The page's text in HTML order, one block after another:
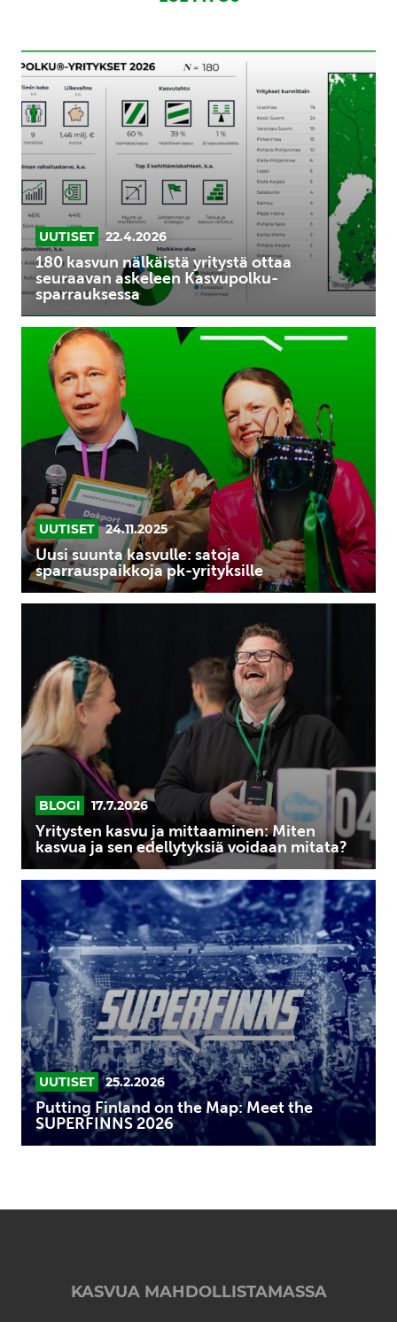
180
kasvun
nälkäistä
yritystä
ottaa
seuraavan
askeleen
Kasvupolku-
sparrauksessa
UUTISET 22.4.2026
180 kasvun nälkäistä yritystä ottaa
seuraavan askeleen Kasvupolku-
sparrauksessa
suunta
kasvulle:
satoja
sparrauspaikkoja
pk-
yrityksille
UUTISET 24.11.2025
Uusi suunta kasvulle: satoja
sparrauspaikkoja pk-yrityksille
mittaaminen:
Miten
kasvua
ja
sen
edellytyksiä
voidaan
mitata?
BLOGI 17.7.2026
Yritysten kasvu ja mittaaminen: Miten
kasvua ja sen edellytyksiä voidaan mitata?
Putting
Finland
on
the
Map:
Meet
the
SUPERFINNS
2026
UUTISET 25.2.2026
Putting Finland on the Map: Meet the
SUPERFINNS 2026
KASVUA MAHDOLLISTAMASSA